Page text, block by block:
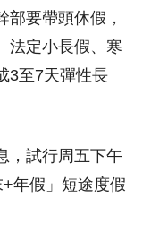
部要帶頭休假，
法定小長假、寒
3至7天彈性長
，試行周五下午
年假」短途度假